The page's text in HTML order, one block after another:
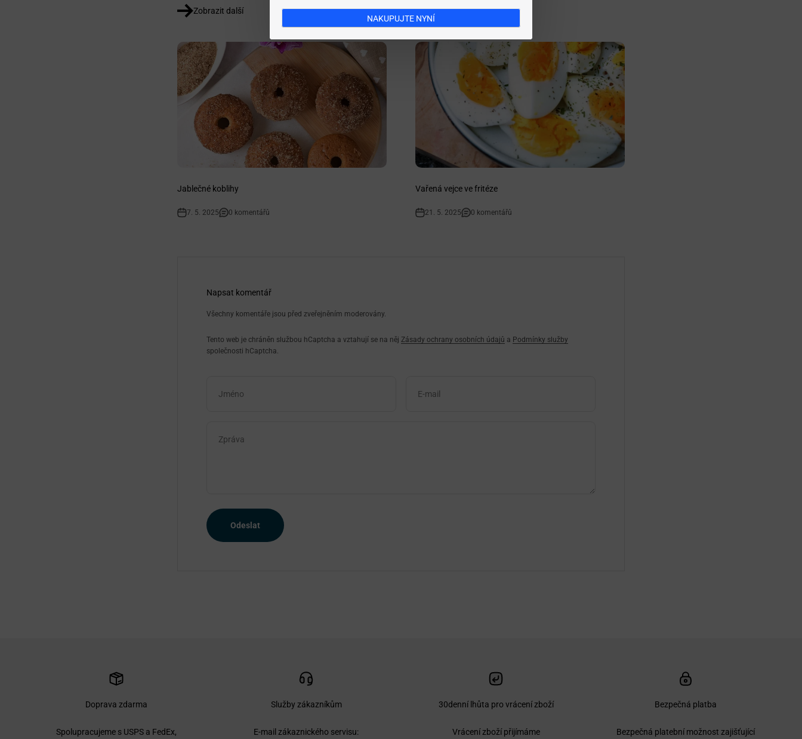
Zobrazit další
Jablečné koblihy
7. 5. 2025 0 komentářů
Vařená vejce ve fritéze
21. 5. 2025 0 komentářů
Napsat komentář
Všechny komentáře jsou před zveřejněním moderovány.
Tento web je chráněn službou hCaptcha a vztahují se na něj Zásady ochrany osobních údajů a Podmínky služby
společnosti hCaptcha.
Jméno E-mail
Zpráva
Odeslat
Doprava zdarma
Spolupracujeme s USPS a FedEx,
Služby zákazníkům
E-mail zákaznického servisu:
30denní lhůta pro vrácení zboží
Vrácení zboží přijímáme
Bezpečná platba
Bezpečná platební možnost zajišťující
NAKUPUJTE NYNÍ